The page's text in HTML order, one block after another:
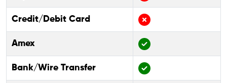
Credit/Debit Card
Amex
Bank/Wire Transfer